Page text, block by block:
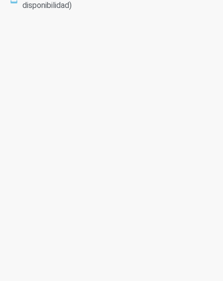
disponibilidad)